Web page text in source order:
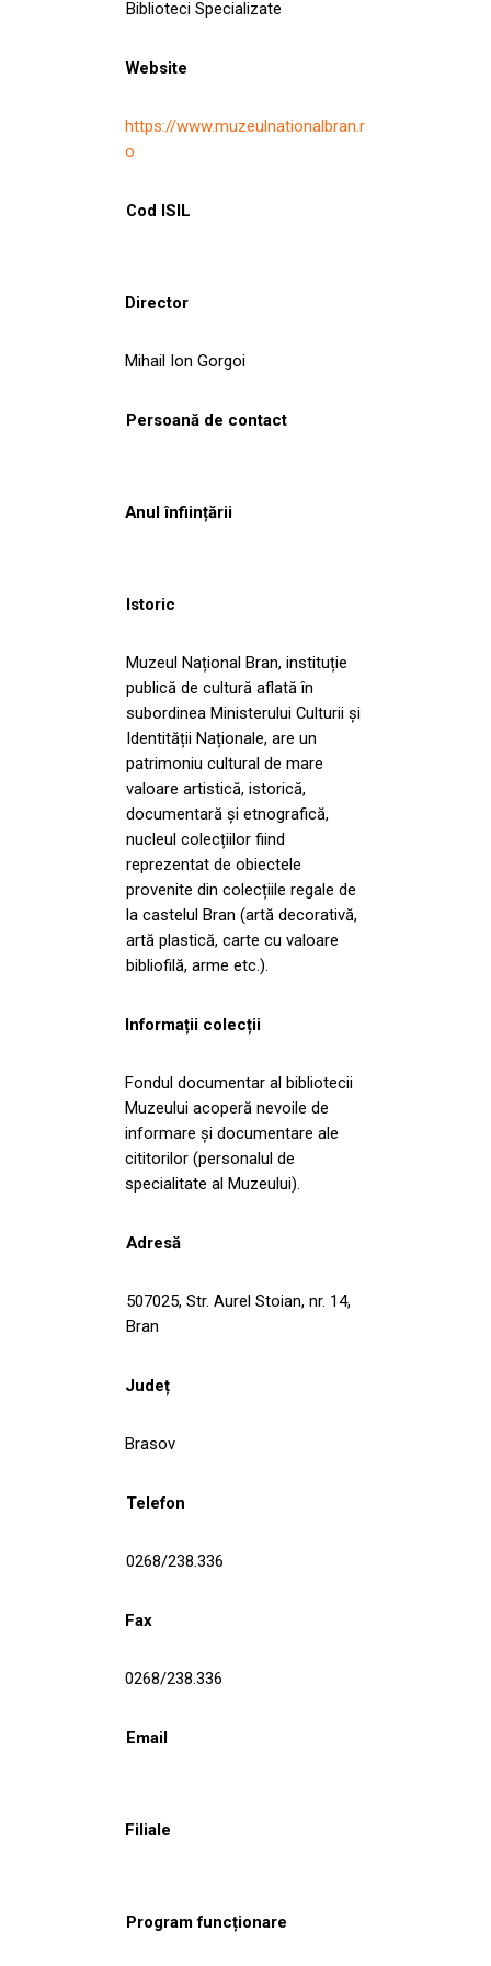
Biblioteci Specializate
Website
https://www.muzeulnationalbran.r
o
Cod ISIL
Director
Mihail Ion Gorgoi
Persoană de contact
Anul înființării
Istoric
Muzeul Național Bran, instituție
publică de cultură aflată în
subordinea Ministerului Culturii și
Identității Naționale, are un
patrimoniu cultural de mare
valoare artistică, istorică,
documentară și etnografică,
nucleul colecțiilor fiind
reprezentat de obiectele
provenite din colecțiile regale de
la castelul Bran (artă decorativă,
artă plastică, carte cu valoare
bibliofilă, arme etc.).
Informații colecții
Fondul documentar al bibliotecii
Muzeului acoperă nevoile de
informare și documentare ale
cititorilor (personalul de
specialitate al Muzeului).
Adresă
507025, Str. Aurel Stoian, nr. 14,
Bran
Județ
Brasov
Telefon
0268/238.336
Fax
0268/238.336
Email
Filiale
Program funcționare